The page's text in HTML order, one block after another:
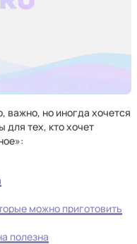
важно, но иногда хочется
тех, кто хочет
можно приготовить
полезна